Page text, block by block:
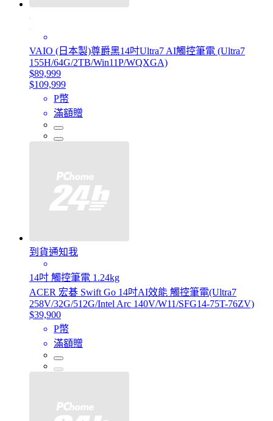
VAIO (日本製)尊爵黑14吋Ultra7 AI觸控筆電 (Ultra7
155H/64G/2TB/Win11P/WQXGA)
$89,999
$109,999
P幣
滿額贈
到貨通知我
14吋 觸控筆電 1.24kg
ACER 宏碁 Swift Go 14吋AI效能 觸控筆電(Ultra7
258V/32G/512G/Intel Arc 140V/W11/SFG14-75T-76ZV)
$39,900
P幣
滿額贈